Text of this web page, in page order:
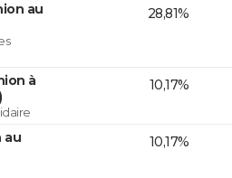
au
28,81%
à
10,17%
au
10,17%